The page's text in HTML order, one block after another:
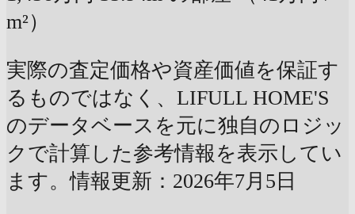
m²）
実際の査定価格や資産価値を保証す
るものではなく、LIFULL HOME'S
のデータベースを元に独自のロジッ
クで計算した参考情報を表示してい
ます。情報更新：2026年7月5日